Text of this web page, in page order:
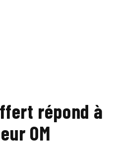
répond à
OM